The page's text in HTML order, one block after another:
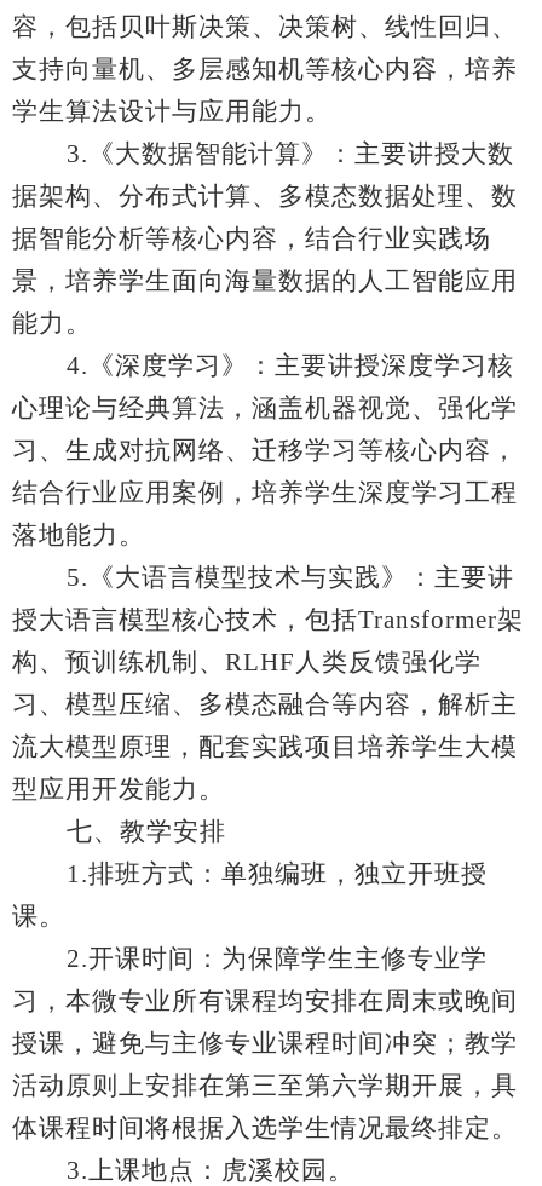
容，包括贝叶斯决策、决策树、线性回归、
支持向量机、多层感知机等核心内容，培养
学生算法设计与应用能力。
3. 《大数据智能计算》：主要讲授大数
据架构、分布式计算、多模态数据处理、数
据智能分析等核心内容，结合行业实践场
景，培养学生面向海量数据的人工智能应用
能力。
4. 《深度学习》：主要讲授深度学习核
心理论与经典算法，涵盖机器视觉、强化学
习、生成对抗网络、迁移学习等核心内容，
结合行业应用案例，培养学生深度学习工程
落地能力。
5. 《大语言模型技术与实践》：主要讲
授大语言模型核心技术，包括Transformer架
构、预训练机制、 RLHF 人类反馈强化学
习、模型压缩、多模态融合等内容，解析主
流大模型原理，配套实践项目培养学生大模
型应用开发能力。
七、教学安排
1.排班方式：单独编班，独立开班授
课。
2.开课时间：为保障学生主修专业学
习，本微专业所有课程均安排在周末或晚间
授课，避免与主修专业课程时间冲突；教学
活动原则上安排在第三至第六学期开展，具
体课程时间将根据入选学生情况最终排定。
3. 上课地点：虎溪校园。